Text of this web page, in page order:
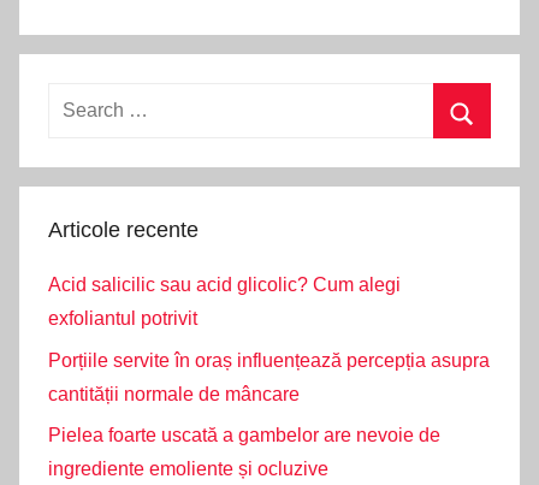
Search
Articole recente
Acid salicilic sau acid glicolic? Cum alegi
exfoliantul potrivit
Porțiile servite în oraș influențează percepția asupra
cantității normale de mâncare
Pielea foarte uscată a gambelor are nevoie de
ingrediente emoliente și ocluzive